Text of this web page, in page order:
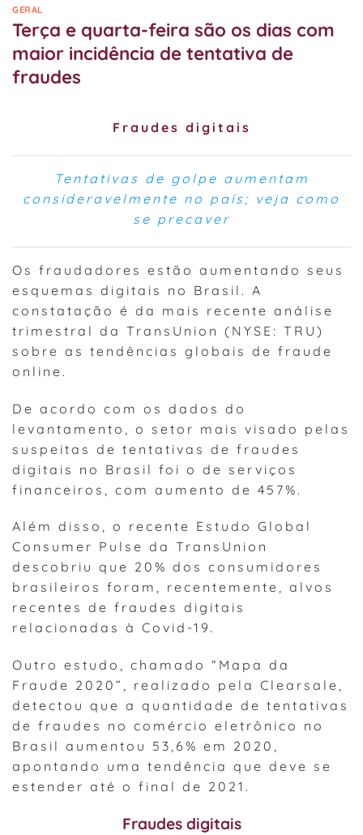
GERAL
Terça e quarta-feira são os dias com
maior incidência de tentativa de
fraudes
Fraudes digitais
Tentativas de golpe aumentam
consideravelmente no país; veja como
se precaver
Os fraudadores estão aumentando seus
esquemas digitais no Brasil. A
constatação é da mais recente análise
trimestral da TransUnion (NYSE: TRU)
sobre as tendências globais de fraude
online.
De acordo com os dados do
levantamento, o setor mais visado pelas
suspeitas de tentativas de fraudes
digitais no Brasil foi o de serviços
financeiros, com aumento de 457%.
Além disso, o recente Estudo Global
Consumer Pulse da TransUnion
descobriu que 20% dos consumidores
brasileiros foram, recentemente, alvos
recentes de fraudes digitais
relacionadas à Covid-19.
Outro estudo, chamado “Mapa da
Fraude 2020”, realizado pela Clearsale,
detectou que a quantidade de tentativas
de fraudes no comércio eletrônico no
Brasil aumentou 53,6% em 2020,
apontando uma tendência que deve se
estender até o final de 2021.
Fraudes digitais